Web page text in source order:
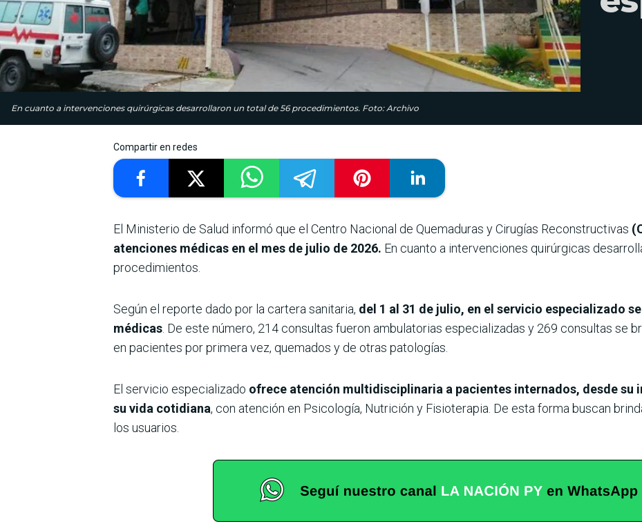
En cuanto a intervenciones quirúrgicas desarrollaron un total de 56 procedimientos. Foto: Archivo
Compartir en redes
El Ministerio de Salud informó que el Centro Nacional de Quemaduras y Cirugías Reconstructivas
atenciones médicas en el mes de julio de 2026. En cuanto a intervenciones quirúrgicas
procedimientos.
Según el reporte dado por la cartera sanitaria, del 1 al 31 de julio, en el servicio especializado
médicas . De este número, 214 consultas fueron ambulatorias especializadas y 269 consultas se
en pacientes por primera vez, quemados y de otras patologías.
El servicio especializado ofrece atención multidisciplinaria a pacientes internados, desde su
su vida cotidiana, con atención en Psicología, Nutrición y Fisioterapia. De esta forma buscan
los usuarios.